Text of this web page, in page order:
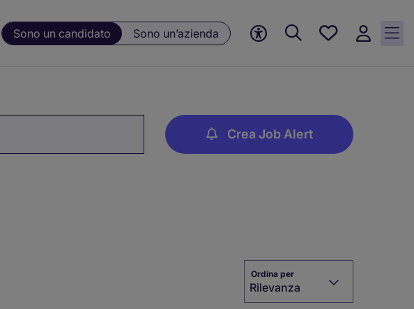
Sono un candidato Sono un’azienda
Preferiti, 0
Crea Job Alert
Ordina per
Rilevanza